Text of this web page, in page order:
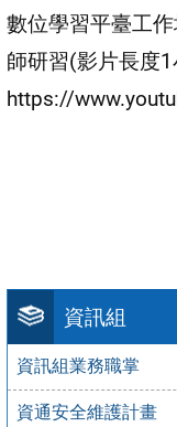
資訊組
資訊組業務職掌
資通安全維護計畫
數位學習平臺工
師研習(影片長度
https://